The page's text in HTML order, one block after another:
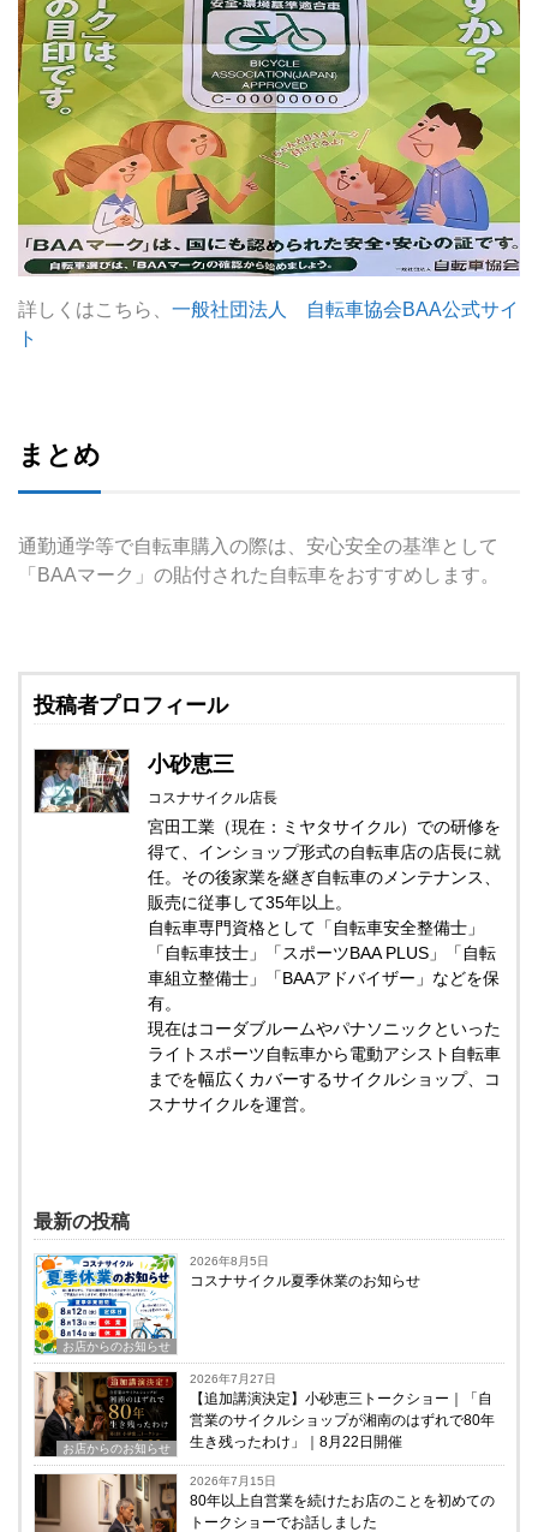
詳しくはこちら、 一般社団法人 自転車協会BAA公式サイ
ト
まとめ
通勤通学等で自転車購入の際は、安心安全の基準として
「BAAマーク」の貼付された自転車をおすすめします。
投稿者プロフィール
小砂恵三
コスナサイクル店長
宮田工業（現在：ミヤタサイクル）での研修を
得て、インショップ形式の自転車店の店長に就
任。その後家業を継ぎ自転車のメンテナンス、
販売に従事して35年以上。
自転車専門資格として「自転車安全整備士」
「自転車技士」「スポーツBAA PLUS」「自転
車組立整備士」「BAAアドバイザー」などを保
有。
現在はコーダブルームやパナソニックといった
ライトスポーツ自転車から電動アシスト自転車
までを幅広くカバーするサイクルショップ、コ
スナサイクルを運営。
最新の投稿
お店からのお知らせ
2026年8月5日
コスナサイクル夏季休業のお知らせ
お店からのお知らせ
2026年7月27日
【追加講演決定】小砂恵三トークショー｜「自
営業のサイクルショップが湘南のはずれで80年
生き残ったわけ」｜8月22日開催
2026年7月15日
80年以上自営業を続けたお店のことを初めての
トークショーでお話しました